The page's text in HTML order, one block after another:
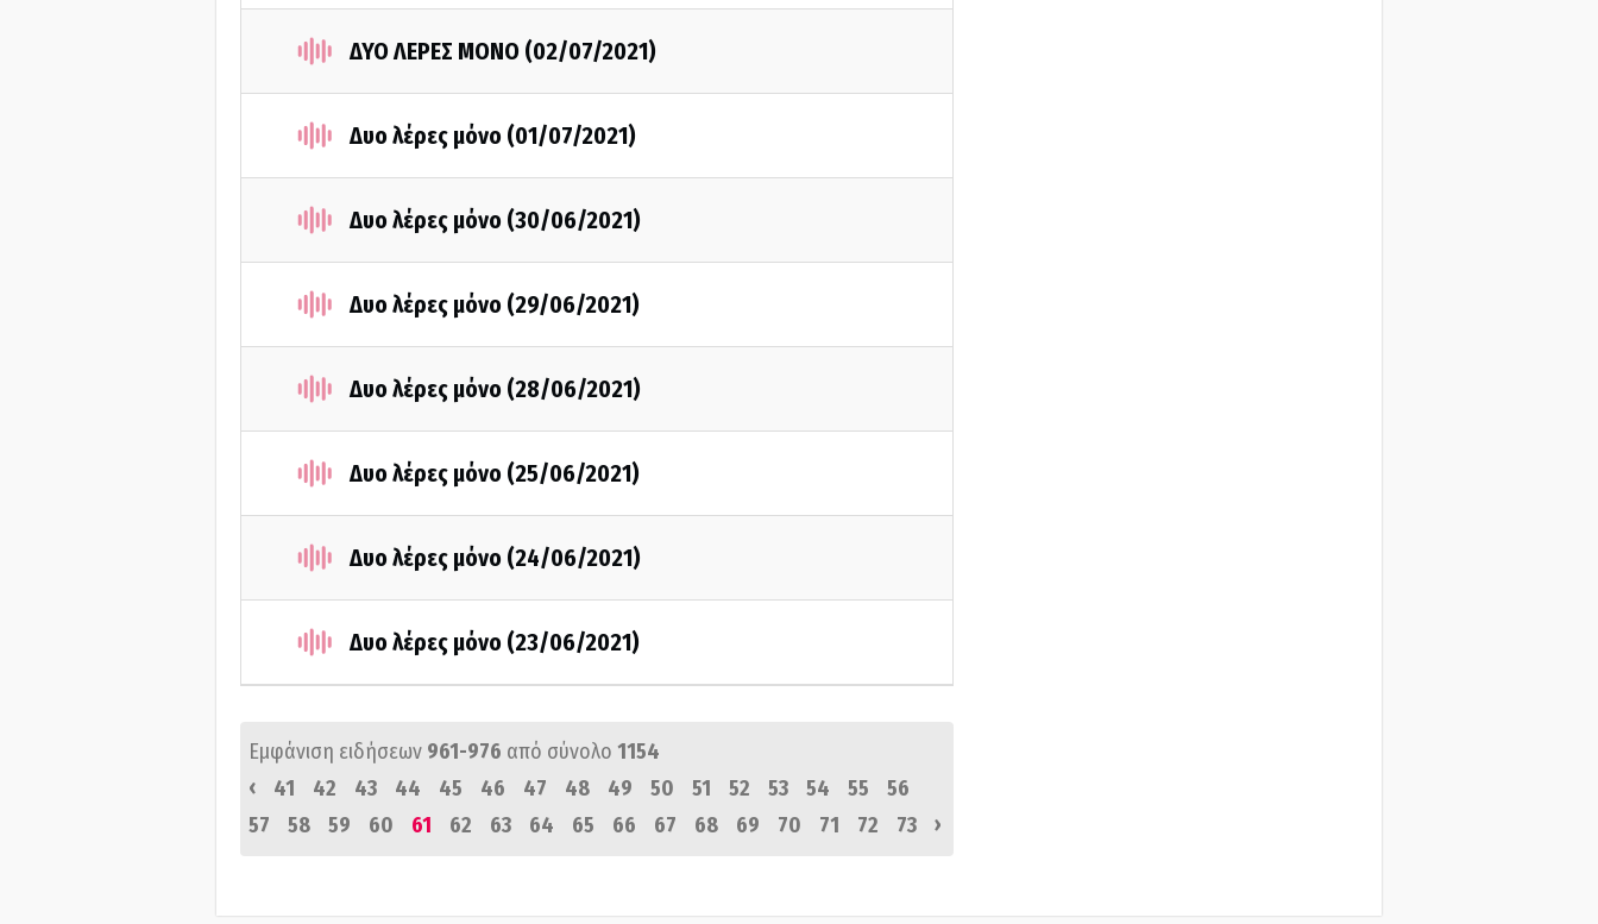
ΔΥΟ ΛΕΡΕΣ ΜΟΝΟ (02/07/2021)
Δυο λέρες μόνο (01/07/2021)
Δυο λέρες μόνο (30/06/2021)
Δυο λέρες μόνο (29/06/2021)
Δυο λέρες μόνο (28/06/2021)
Δυο λέρες μόνο (25/06/2021)
Δυο λέρες μόνο (24/06/2021)
Δυο λέρες μόνο (23/06/2021)
Εμφάνιση ειδήσεων 961-976 από σύνολο 1154
‹
41 42 43 44 45 46 47 48 49 50 51 52 53 54 55
56
57
58 59 60 61 62 63 64 65 66 67 68 69 70 71 72 73 ›